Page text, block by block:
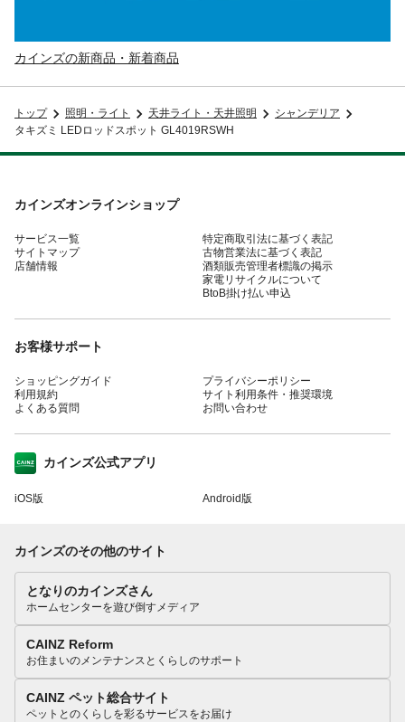
カインズの新商品・新着商品
トップ 照明・ライト 天井ライト・天井照明
シャンデリア
タキズミ LEDロッドスポット GL4019RSWH
カインズオンラインショップ
サービス一覧
サイトマップ
店舗情報
特定商取引法に基づく表記
古物営業法に基づく表記
酒類販売管理者標識の掲示
家電リサイクルについて
BtoB掛け払い申込
お客様サポート
ショッピングガイド
利用規約
よくある質問
プライバシーポリシー
サイト利用条件・推奨環境
お問い合わせ
カインズ公式アプリ
iOS版 Android版
カインズのその他のサイト
となりのカインズさん
ホームセンターを遊び倒すメディア
CAINZ Reform
お住まいのメンテナンスとくらしのサポート
CAINZ ペット総合サイト
ペットとのくらしを彩るサービスをお届け